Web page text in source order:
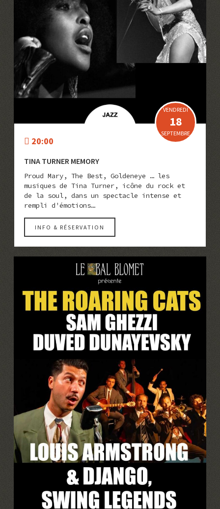
VENDREDI
18
SEPTEMBRE
20:00
TINA TURNER MEMORY
Proud Mary, The Best, Goldeneye … les
musiques de Tina Turner, icône du rock et
de la soul, dans un spectacle intense et
rempli d'émotions…
INFO & RÉSERVATION